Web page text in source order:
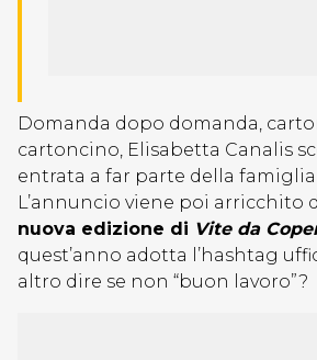
Domanda dopo domanda,
cartoncino, Elisabetta Canalis
entrata a far parte della famiglia
L’annuncio viene poi arricchito
nuova edizione di Vite da
quest’anno adotta l’hashtag
altro dire se non “buon lavoro”?